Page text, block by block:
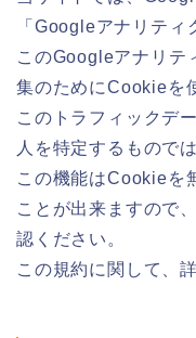
「Googleアナリティ
このGoogleアナリテ
集のためにCookieを
このトラフィックデ
人を特定するもので
この機能はCookieを
ことが出来ますので
認ください。
この規約に関して、